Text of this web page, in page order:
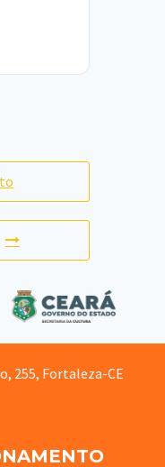
255, Fortaleza-CE